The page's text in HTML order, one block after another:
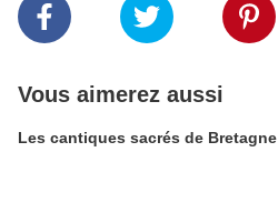
Vous aimerez aussi
Les cantiques sacrés de Bretagne